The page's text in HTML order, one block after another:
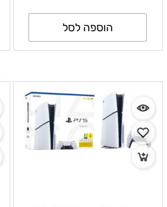
הוספה לסל